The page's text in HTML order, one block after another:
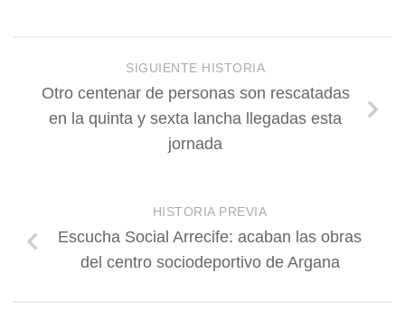
SIGUIENTE HISTORIA
Otro centenar de personas son rescatadas
en la quinta y sexta lancha llegadas esta
jornada
HISTORIA PREVIA
Escucha Social Arrecife: acaban las obras
del centro sociodeportivo de Argana